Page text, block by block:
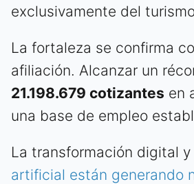
exclusivamente del
La fortaleza se confirma
afiliación. Alcanzar un
21.198.679 cotizantes en
una base de empleo
La transformación digital y
artificial están generando